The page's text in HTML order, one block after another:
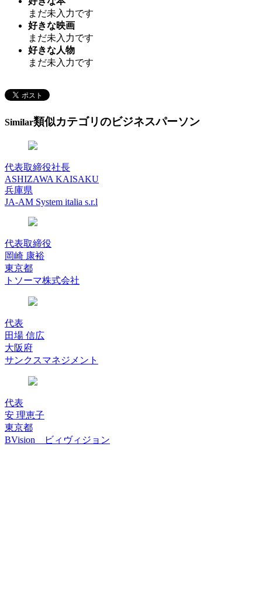
まだ未入力です
好きな映画
まだ未入力です
好きな人物
まだ未入力です
Similar類似カテゴリのビジネスパーソン
代表取締役社長
ASHIZAWA KAISAKU
兵庫県
JA-AM System italia s.r.l
代表取締役
岡崎 康裕
東京都
トソーマ株式会社
代表
田場 信広
大阪府
サンクスマネジメント
代表
安 理恵子
東京都
BVision ビィヴィジョン